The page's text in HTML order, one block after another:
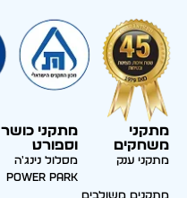
מתקני
משחקים
מתקני ענק
מתקנים משולבים
מתקני כושר
וספורט
מסלול נינג'ה
Power park